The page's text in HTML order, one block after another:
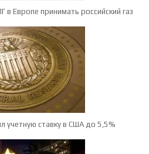
в Европе принимать российский газ
учетную ставку в США до 5,5%